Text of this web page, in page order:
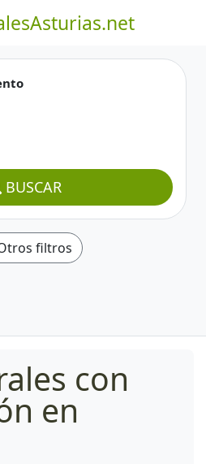
BUSCAR
filtros
con
en